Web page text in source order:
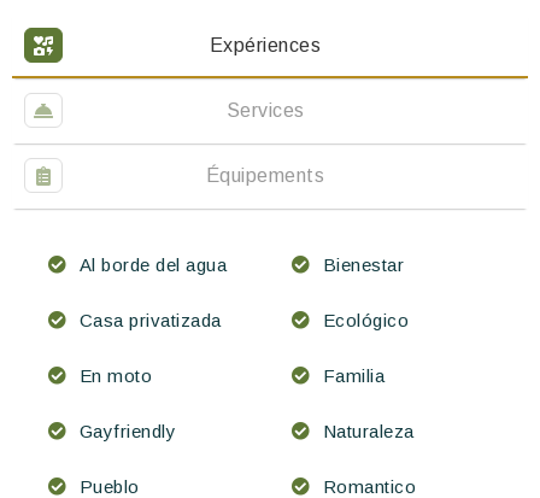
Expériences
Services
Équipements
Al borde del agua Bienestar
Casa privatizada Ecológico
En moto Familia
Gayfriendly Naturaleza
Pueblo Romantico